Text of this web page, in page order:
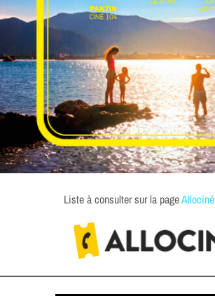
Liste à consulter sur la pageAllociné